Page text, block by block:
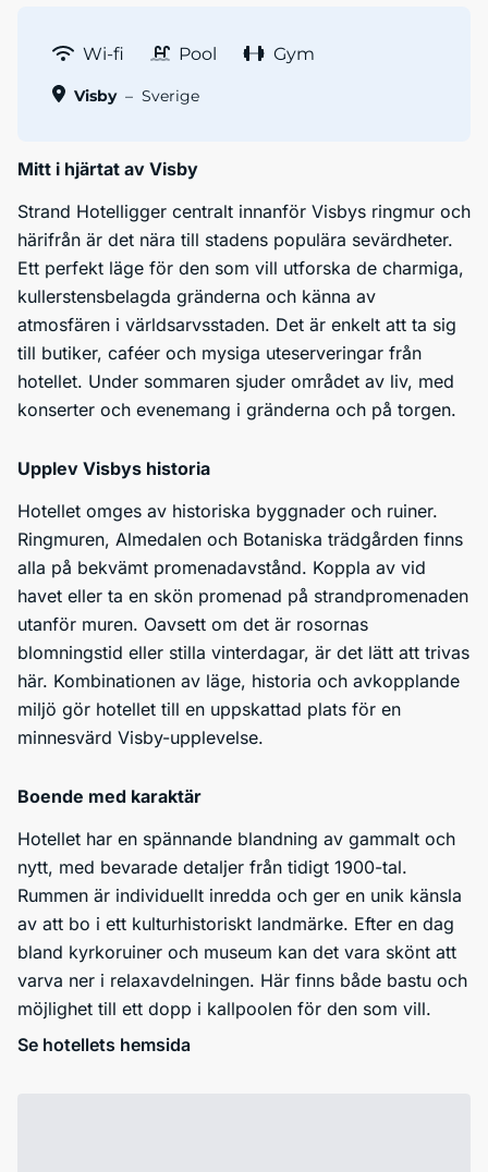
Wi-fi Pool Gym
Visby – Sverige
Mitt i hjärtat av Visby
Strand Hotelligger centralt innanför Visbys ringmur och
härifrån är det nära till stadens populära sevärdheter.
Ett perfekt läge för den som vill utforska de charmiga,
kullerstensbelagda gränderna och känna av
atmosfären i världsarvsstaden. Det är enkelt att ta sig
till butiker, caféer och mysiga uteserveringar från
hotellet. Under sommaren sjuder området av liv, med
konserter och evenemang i gränderna och på torgen.
Upplev Visbys historia
Hotellet omges av historiska byggnader och ruiner.
Ringmuren, Almedalen och Botaniska trädgården finns
alla på bekvämt promenadavstånd. Koppla av vid
havet eller ta en skön promenad på strandpromenaden
utanför muren. Oavsett om det är rosornas
blomningstid eller stilla vinterdagar, är det lätt att trivas
här. Kombinationen av läge, historia och avkopplande
miljö gör hotellet till en uppskattad plats för en
minnesvärd Visby-upplevelse.
Boende med karaktär
Hotellet har en spännande blandning av gammalt och
nytt, med bevarade detaljer från tidigt 1900-tal.
Rummen är individuellt inredda och ger en unik känsla
av att bo i ett kulturhistoriskt landmärke. Efter en dag
bland kyrkoruiner och museum kan det vara skönt att
varva ner i relaxavdelningen. Här finns både bastu och
möjlighet till ett dopp i kallpoolen för den som vill.
Se hotellets hemsida